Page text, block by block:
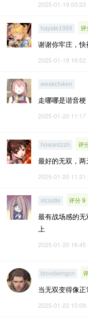
2025-01-19 00:33
hayate1989 评
谢谢你牢庄，
2025-01-19 16:52
weakchiken
走哪哪是谐音梗
2025-01-20 11:17
howardzzh 评
最好的无双，
2025-01-20 11:31
xlcastle 评分 9
最有战场感的
上
2025-01-20 16:45
bloodwingcn
当无双变得像
2025-01-22 10:09